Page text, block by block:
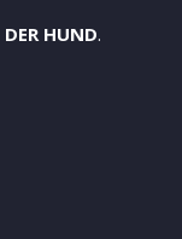
DER HUND.